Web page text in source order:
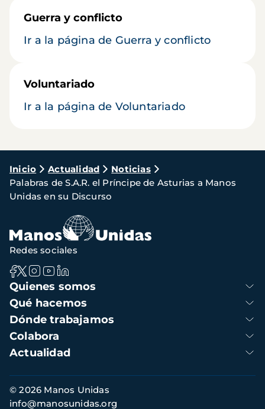
Guerra y conflicto
Ir a la página de Guerra y conflicto
Voluntariado
Ir a la página de Voluntariado
Ruta
de
navegación
Inicio Actualidad
Noticias
Palabras de S.A.R. el Príncipe de Asturias a Manos
Unidas en su Discurso
Navegación
principal
Quienes somos
Qué hacemos
Dónde trabajamos
Colabora
Actualidad
Redes sociales
Información
de
© 2026 Manos Unidas
info@manosunidas.org